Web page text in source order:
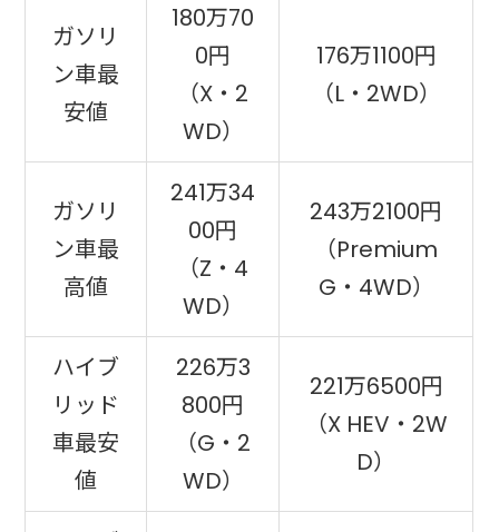
ガソリ
ン車最
安値
180万70
0円
（X・2
WD）
176万1100円
（L・2WD）
ガソリ
ン車最
高値
241万34
00円
（Z・4
WD）
243万2100円
（Premium
G・4WD）
ハイブ
リッド
車最安
値
226万3
800円
（G・2
WD）
221万6500円
（X HEV・2W
D）